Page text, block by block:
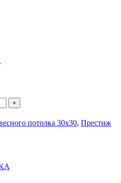
потолка 30х30, Престиж